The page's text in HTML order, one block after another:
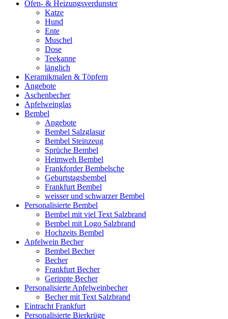
Ofen- & Heizungsverdunster
Katze
Hund
Ente
Muschel
Dose
Teekanne
länglich
Keramikmalen & Töpfern
Angebote
Aschenbecher
Apfelweinglas
Bembel
Angebote
Bembel Salzglasur
Bembel Steinzeug
Sprüche Bembel
Heimweh Bembel
Frankforder Bembelsche
Geburtstagsbembel
Frankfurt Bembel
weisser und schwarzer Bembel
Personalisierte Bembel
Bembel mit viel Text Salzbrand
Bembel mit Logo Salzbrand
Hochzeits Bembel
Apfelwein Becher
Bembel Becher
Becher
Frankfurt Becher
Gerippte Becher
Personalisierte Apfelweinbecher
Becher mit Text Salzbrand
Eintracht Frankfurt
Personalisierte Bierkrüge